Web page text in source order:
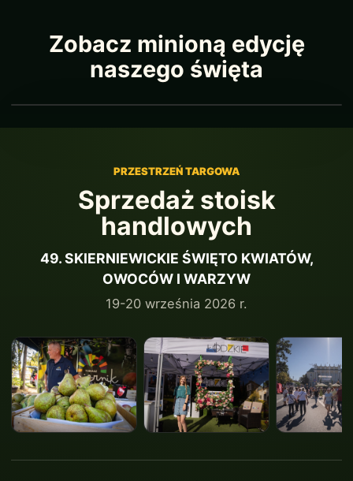
Zobacz minioną edycję
naszego święta
PRZESTRZEŃ TARGOWA
Sprzedaż stoisk
handlowych
49. SKIERNIEWICKIE ŚWIĘTO KWIATÓW,
OWOCÓW I WARZYW
19-20 września 2026 r.